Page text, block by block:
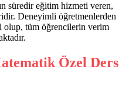
süredir eğitim hizmeti veren,
Deneyimli öğretmenlerden
olup, tüm öğrencilerin verim
Özel Ders